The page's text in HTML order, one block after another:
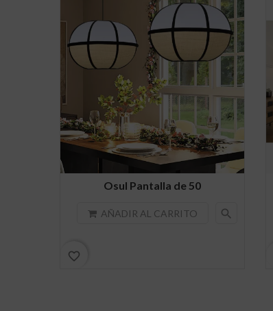
Osul Pantalla de 50
AÑADIR AL CARRITO search
favorite_border